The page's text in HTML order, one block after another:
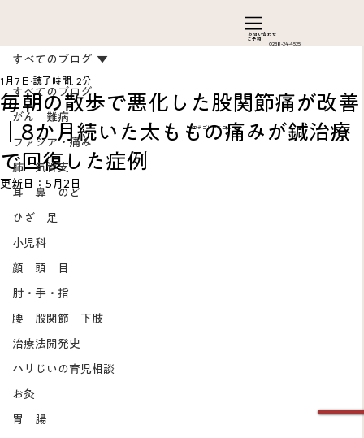
お問い合わ​せ
ご予約
0238-24-4525
すべてのブログ
がん 難病
ファシア・痛み
肺 気管支
耳 鼻 のど
ひざ 足
小児科
顔 頭 目
肘・手・指
腰 股関節 下肢
治療法開発史
ハリじいの育児相談
お灸
胃 腸
すべてのブログ
毎朝の散歩で悪化した股関節痛が改善
｜8か月続いた太ももの痛みが鍼治療
で回復した症例
1月7日 読了時間: 2分
更新日： 5月2日
カテゴリーメニュー